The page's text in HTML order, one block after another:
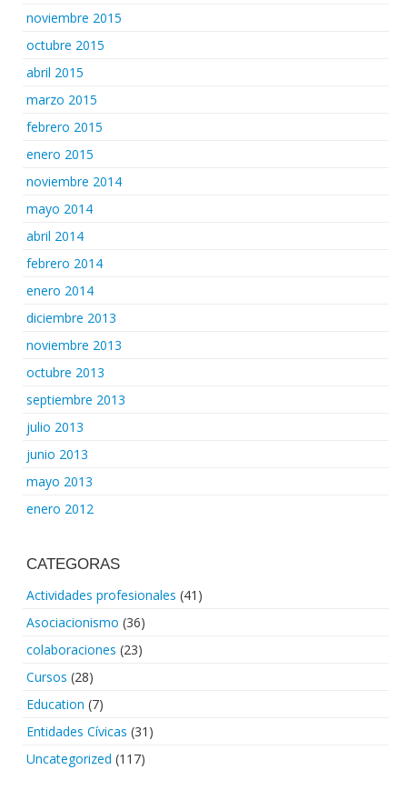
noviembre 2015
octubre 2015
abril 2015
marzo 2015
febrero 2015
enero 2015
noviembre 2014
mayo 2014
abril 2014
febrero 2014
enero 2014
diciembre 2013
noviembre 2013
octubre 2013
septiembre 2013
julio 2013
junio 2013
mayo 2013
enero 2012
CATEGORAS
Actividades profesionales (41)
Asociacionismo (36)
colaboraciones (23)
Cursos (28)
Education (7)
Entidades Cívicas (31)
Uncategorized (117)